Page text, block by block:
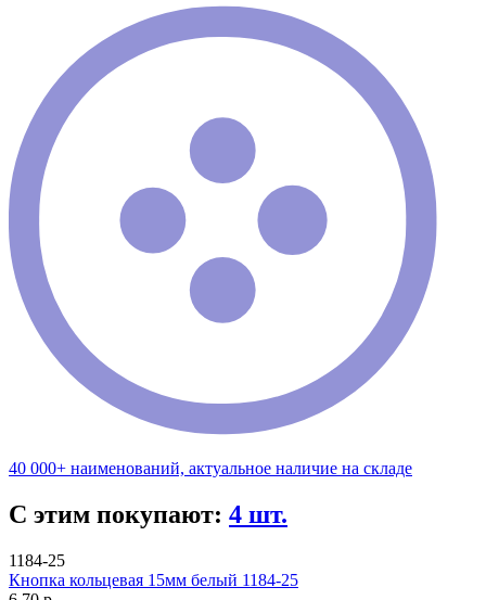
40 000+ наименований, актуальное наличие на складе
С этим покупают: 4 шт.
1184-25
Кнопка кольцевая 15мм белый 1184-25